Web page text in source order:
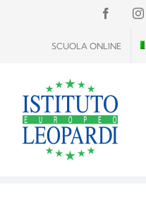
contenutoSCUOLA ONLINE